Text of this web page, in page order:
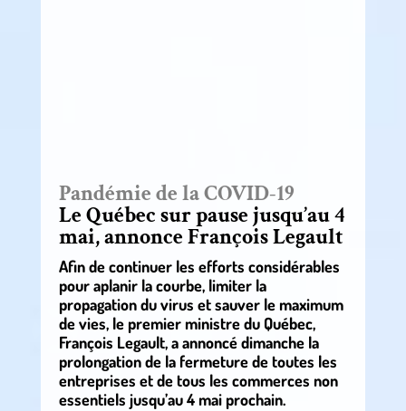
Pandémie de la COVID-19
Le Québec sur pause jusqu’au 4
mai, annonce François Legault
Afin de continuer les efforts considérables
pour aplanir la courbe, limiter la
propagation du virus et sauver le maximum
de vies, le premier ministre du Québec,
François Legault, a annoncé dimanche la
prolongation de la fermeture de toutes les
entreprises et de tous les commerces non
essentiels jusqu’au 4 mai prochain.